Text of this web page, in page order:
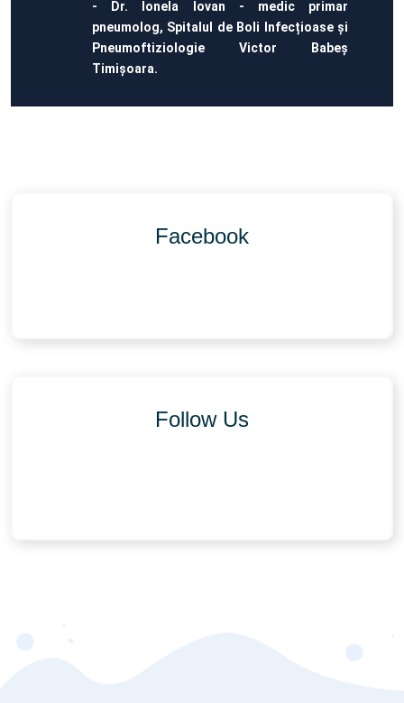
- Dr. Ionela Iovan - medic primar
pneumolog, Spitalul de Boli Infecțioase și
Pneumoftiziologie Victor Babeș
Timișoara.
Facebook
Follow Us